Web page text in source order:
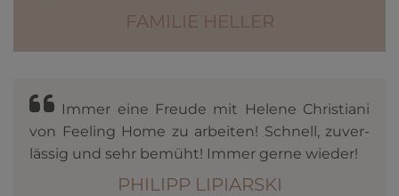
FAMILIE HELLER
Immer eine Freude mit Helene Christiani
von Feeling Home zu arbeiten! Schnell, zu­ver­
lässig und sehr be­müht! Immer gerne wieder!
PHILIPP LIPIARSKI